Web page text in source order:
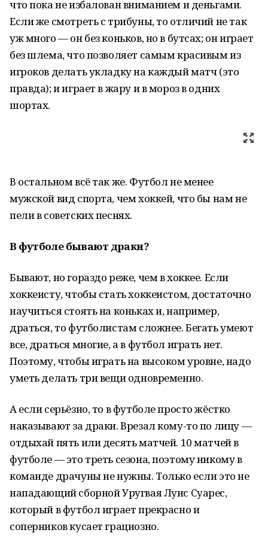
что пока не избалован вниманием и деньгами.
Если же смотреть с трибуны, то отличий не так
уж много — он без коньков, но в бутсах; он играет
без шлема, что позволяет самым красивым из
игроков делать укладку на каждый матч (это
правда); и играет в жару и в мороз в одних
шортах.
В остальном всё так же. Футбол не менее
мужской вид спорта, чем хоккей, что бы нам не
пели в советских песнях.
В футболе бывают драки?
Бывают, но гораздо реже, чем в хоккее. Если
хоккеисту, чтобы стать хоккеистом, достаточно
научиться стоять на коньках и, например,
драться, то футболистам сложнее. Бегать умеют
все, драться многие, а в футбол играть нет.
Поэтому, чтобы играть на высоком уровне, надо
уметь делать три вещи одновременно.
А если серьёзно, то в футболе просто жёстко
наказывают за драки. Врезал кому-то по лицу —
отдыхай пять или десять матчей. 10 матчей в
футболе — это треть сезона, поэтому никому в
команде драчуны не нужны. Только если это не
нападающий сборной Уругвая Луис Суарес,
который в футбол играет прекрасно и
соперников кусает грациозно.